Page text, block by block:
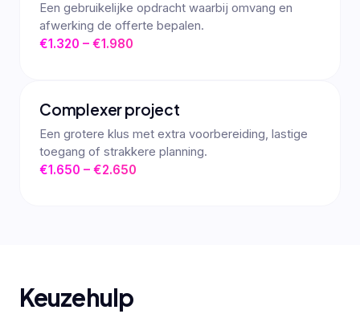
Een gebruikelijke opdracht waarbij omvang en
afwerking de offerte bepalen.
€1.320 – €1.980
Complexer project
Een grotere klus met extra voorbereiding, lastige
toegang of strakkere planning.
€1.650 – €2.650
Keuzehulp